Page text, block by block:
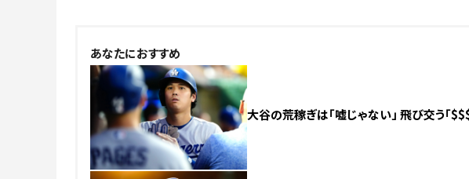
あなたにおすすめ
大谷の荒稼ぎは「嘘じゃない」 飛び交う「